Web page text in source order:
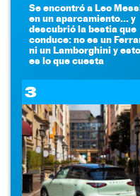
Se encontró a Leo
en un aparcamiento... y
descubrió la bestia que
conduce: no es un
ni un Lamborghini y esto
es lo que cuesta
3